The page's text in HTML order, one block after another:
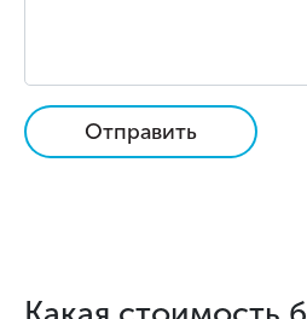
Отправить